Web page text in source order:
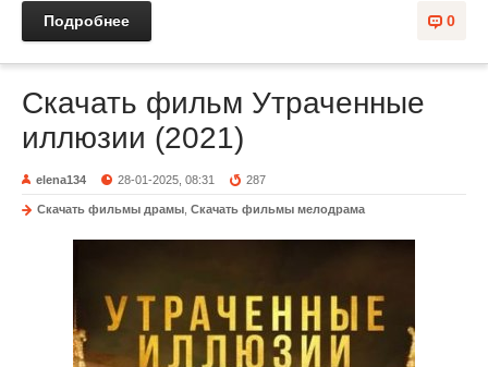
0
Подробнее
Скачать фильм Утраченные
иллюзии (2021)
elena134 28-01-2025, 08:31 287
Скачать фильмы драмы Скачать фильмы мелодрама